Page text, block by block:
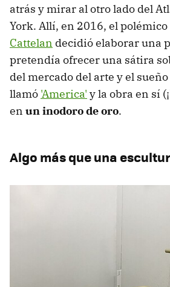
atrás y mirar al otro lado del
York. Allí, en 2016, el
Cattelan decidió elaborar una
pretendía ofrecer una sátira
del mercado del arte y el
llamó 'America' y la obra en sí
en un inodoro de oro.
Algo más que una